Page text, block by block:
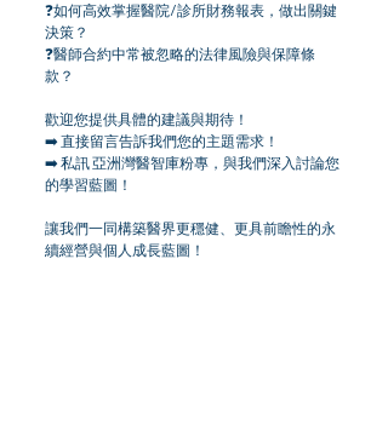
❓如何高效掌握醫院/診所財務報表，做出關鍵
決策？
❓醫師合約中常被忽略的法律風險與保障條
款？
歡迎您提供具體的建議與期待！
➡️ 直接留言告訴我們您的主題需求！
➡️ 私訊 亞洲灣醫智庫粉專，與我們深入討論您
的學習藍圖！
讓我們一同構築醫界更穩健、更具前瞻性的永
續經營與個人成長藍圖！